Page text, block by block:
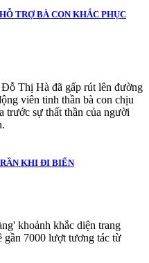
TRỢ BÀ CON KHẮC PHỤC
Thị Hà đã gấp rút lên đường
viên tinh thần bà con chịu
trước sự thất thần của người
KHI ĐI BIỂN
khoảnh khắc diện trang
gần 7000 lượt tương tác từ